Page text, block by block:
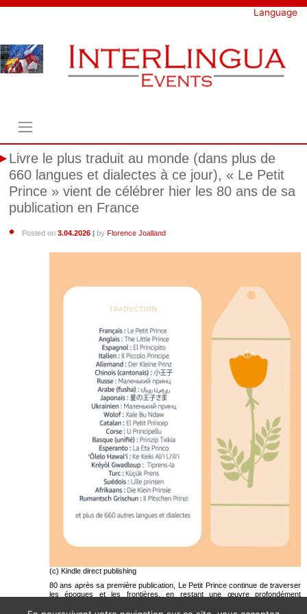
Skip
Language
Livre le plus traduit au monde (dans plus de
660 langues et dialectes à ce jour), « Le Petit
Prince » vient de célébrer hier les 80 ans de sa
publication en France
Posted on 3.04.2026 | by Florence Joalland
(c) Kindle direct publishing
80 ans après sa première publication, Le Petit Prince continue de traverser
les époques et les frontières, en restant une œuvre profondément